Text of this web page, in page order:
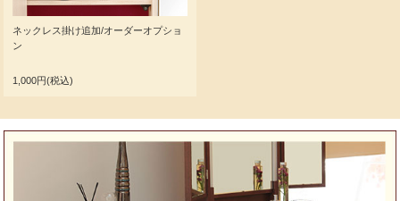
ネックレス掛け追加/オーダーオプショ
ン
1,000円(税込)